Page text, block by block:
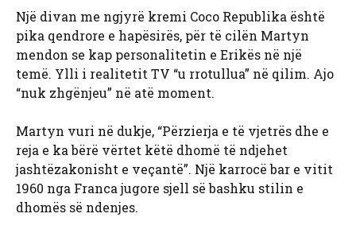
Një divan me ngjyrë kremi Coco Republika është
pika qendrore e hapësirës, ​​për të cilën Martyn
mendon se kap personalitetin e Erikës në një
temë. Ylli i realitetit TV “u rrotullua” në qilim. Ajo
“nuk zhgënjeu” në atë moment.
Martyn vuri në dukje, “Përzierja e të vjetrës dhe e
reja e ka bërë vërtet këtë dhomë të ndjehet
jashtëzakonisht e veçantë”. Një karrocë bar e vitit
1960 nga Franca jugore sjell së bashku stilin e
dhomës së ndenjes.